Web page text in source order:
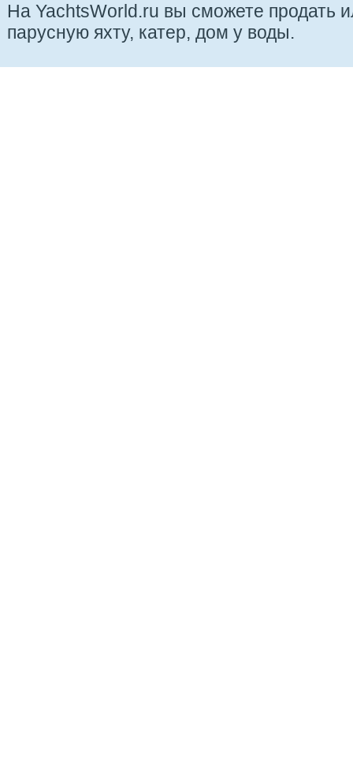
На YachtsWorld.ru вы сможете продать
парусную яхту, катер, дом у воды.